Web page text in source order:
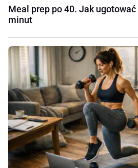
Meal prep po 40. Jak ugotować
minut